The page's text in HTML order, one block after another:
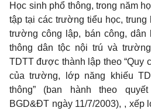
Học sinh phổ thông, trong năm
tập tại các trường tiểu học,
trường công lập, bán công,
thông dân tộc nội trú và
TDTT được thành lập theo “Quy
của trường, lớp năng khiếu
thông” (ban hành theo
BGD&ĐT ngày 11/7/2003), , xếp